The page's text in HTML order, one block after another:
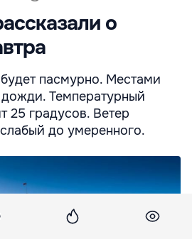
о
пасмурно. Местами
Температурный
25 градусов. Ветер
до умеренного.